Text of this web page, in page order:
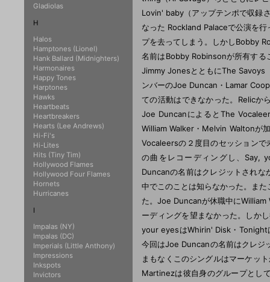
Lovin' baby（アップテンポで収録
なった Rockland Palaceで公演を
プを去ってしまう。しかしBobby
名前はBobby Robinsonが所有す
Jimmy JonesとともにThe Savoys
ンバーのJoe Duncan・Lamar
ての活動はできなかった。Relic
Joe DuncanによるとThe
William Walker・Melvin Waltonが
Vocaleersの２度目のセッション
の曲をレコーディングし、Say,
Duncanの名前はクレジットされ
中でこのことは知らなかった。ま
た。Joe Duncanが休職中に
ーディングを望まなかった。しか
your eyesはWhirin' Disk・Tonight
今回はJoe Duncanの名前はクレジ
まもなくこのシングルはマーケッ
Martinezは彼自身のグループとし
Gladiolas
H
Halos
Hamptones (Lionel)
Hank Ballard (Midnighters)
Harmonaires
Happy Tones
Harptones
Hawks
Heartbeats
Heartbreakers
Hearts (Lee Andrews)
Hi-Fi's
Hi-Lites
Hits (Tiny Tim)
Hollywood Flames
Hollywood Four Flames
Hornets
Hurricanes
I
Impalas (NY)
Impalas (DC)
Imperials (Little Anthony)
Impressions
Inkspots
Invictors